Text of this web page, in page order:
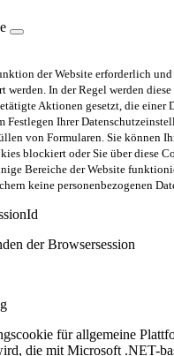
der Website erforderlich
werden. In der Regel werden
Aktionen gesetzt, die einer
Festlegen Ihrer
von Formularen. Sie können
blockiert oder Sie über diese
Bereiche der Website
keine personenbezogenen
der Browsersession
für allgemeine
die mit Microsoft .NET-